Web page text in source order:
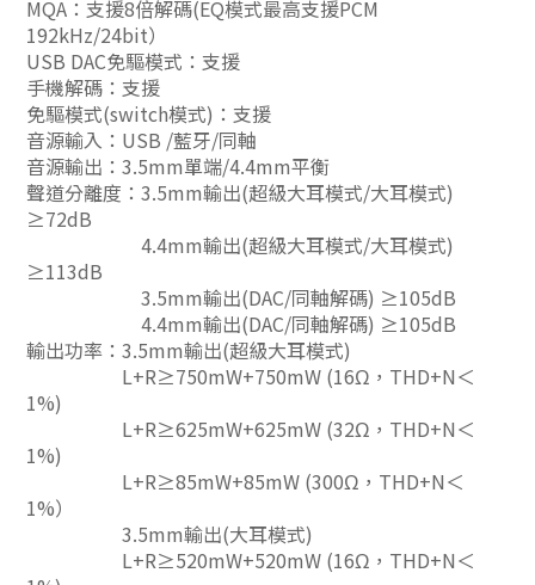
MQA：支援8倍解碼(EQ模式最高支援PCM
192kHz/24bit）
USB DAC免驅模式：支援
手機解碼：支援
免驅模式(switch模式)：支援
音源輸入：USB /藍牙/同軸
音源輸出：3.5mm單端/4.4mm平衡
聲道分離度：3.5mm輸出(超級大耳模式/大耳模式)
≥72dB
4.4mm輸出(超級大耳模式/大耳模式)
≥113dB
3.5mm輸出(DAC/同軸解碼) ≥105dB
4.4mm輸出(DAC/同軸解碼) ≥105dB
輸出功率：3.5mm輸出(超級大耳模式)
L+R≥750mW+750mW (16Ω，THD+N＜
1%)
L+R≥625mW+625mW (32Ω，THD+N＜
1%)
L+R≥85mW+85mW (300Ω，THD+N＜
1%）
3.5mm輸出(大耳模式)
L+R≥520mW+520mW (16Ω，THD+N＜